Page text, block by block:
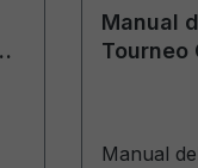
Manual
Tourneo
Manual